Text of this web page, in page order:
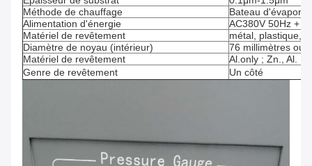
Méthode de chauffage
Bateau
Alimentation d'énergie
AC380V 50Hz +
Matériel de revêtement
métal, plastique,
Diamètre de noyau (intérieur)
76 millimètres ou
Matériel de revêtement
Al.only ; Zn., Al.
Genre de revêtement
Un côté